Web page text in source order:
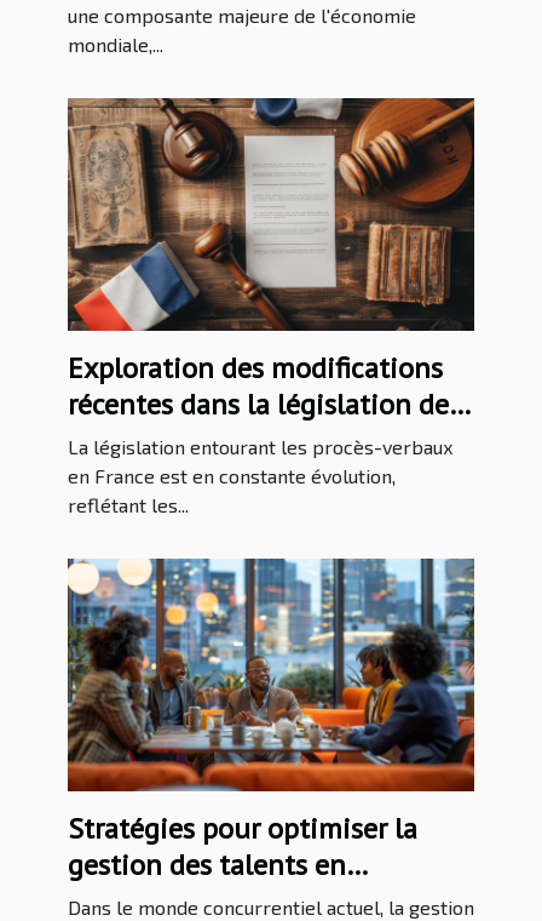
une composante majeure de l'économie
mondiale,...
Exploration des modifications
récentes dans la législation des
procès-verbaux en France
La législation entourant les procès-verbaux
en France est en constante évolution,
reflétant les...
Stratégies pour optimiser la
gestion des talents en
entreprise
Dans le monde concurrentiel actuel, la gestion